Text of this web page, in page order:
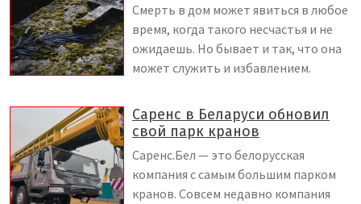
Смерть в дом может явиться в любое
время, когда такого несчастья и не
ожидаешь. Но бывает и так, что она
может служить и избавлением.
Саренс в Беларуси обновил
свой парк кранов
Саренс.Бел — это белорусская
компания с самым большим парком
кранов. Совсем недавно компания